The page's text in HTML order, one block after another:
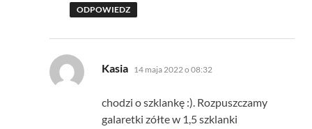
ODPOWIEDZ
Kasia pisze:
14 maja 2022 o 08:32
chodzi o szklankę :). Rozpuszczamy
galaretki zółte w 1,5 szklanki